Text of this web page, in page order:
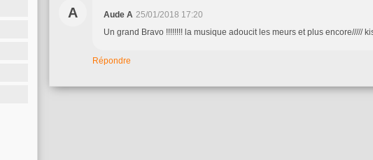
A Aude A 25/01/2018 17:20
Un grand Bravo !!!!!!!! la musique adoucit les meurs et plus encore/////
Répondre